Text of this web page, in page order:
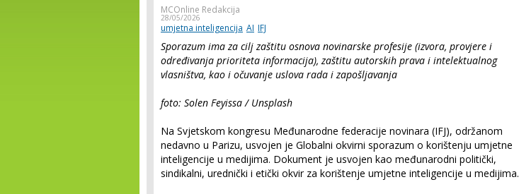
MCOnline Redakcija
28/05/2026
umjetna inteligencija AI IFJ
Sporazum ima za cilj zaštitu osnova novinarske profesije (izvora, provjere i
određivanja prioriteta informacija), zaštitu autorskih prava i intelektualnog
vlasništva, kao i očuvanje uslova rada i zapošljavanja
foto: Solen Feyissa / Unsplash
Na Svjetskom kongresu Međunarodne federacije novinara (IFJ), održanom
nedavno u Parizu, usvojen je Globalni okvirni sporazum o korištenju umjetne
inteligencije u medijima. Dokument je usvojen kao međunarodni politički,
sindikalni, urednički i etički okvir za korištenje umjetne inteligencije u medijima.